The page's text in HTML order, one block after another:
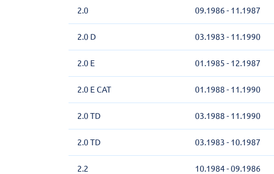
2.0 09.1986 - 11.1987
2.0 D 03.1983 - 11.1990
2.0 E 01.1985 - 12.1987
2.0 E CAT 01.1988 - 11.1990
2.0 TD 03.1988 - 11.1990
2.0 TD 03.1983 - 10.1987
2.2 10.1984 - 09.1986